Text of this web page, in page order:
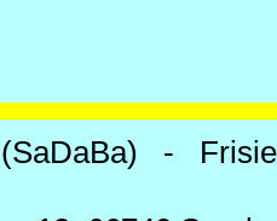
(SaDaBa) -